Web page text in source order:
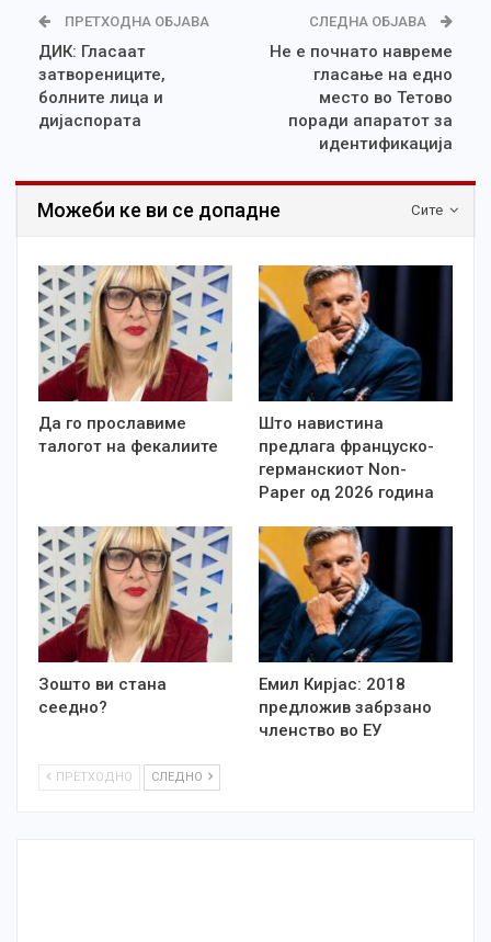
ПРЕТХОДНА ОБЈАВА
ДИК: Гласаат
затворениците,
болните лица и
дијаспората
СЛЕДНА ОБЈАВА
Не е почнато навреме
гласање на едно
место во Тетово
поради апаратот за
идентификација
Сите
Можеби ке ви се допадне
Да го прославиме
талогот на фекалиите
Што навистина
предлага француско-
германскиот Non-
Paper од 2026 година
Зошто ви стана
сеедно?
Емил Кирјас: 2018
предложив забрзано
членство во ЕУ
ПРЕТХОДНО СЛЕДНО